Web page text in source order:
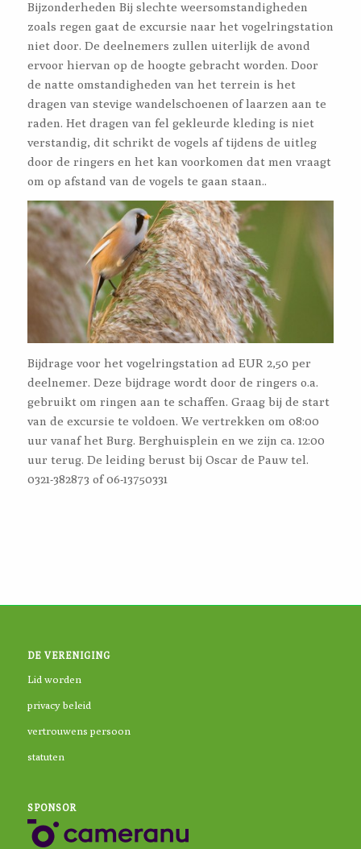
Bijzonderheden Bij slechte weersomstandigheden
zoals regen gaat de excursie naar het vogelringstation
niet door. De deelnemers zullen uiterlijk de avond
ervoor hiervan op de hoogte gebracht worden. Door
de natte omstandigheden van het terrein is het
dragen van stevige wandelschoenen of laarzen aan te
raden. Het dragen van fel gekleurde kleding is niet
verstandig, dit schrikt de vogels af tijdens de uitleg
door de ringers en het kan voorkomen dat men vraagt
om op afstand van de vogels te gaan staan..
Bijdrage voor het vogelringstation ad EUR 2,50 per
deelnemer. Deze bijdrage wordt door de ringers o.a.
gebruikt om ringen aan te schaffen. Graag bij de start
van de excursie te voldoen. We vertrekken om 08:00
uur vanaf het Burg. Berghuisplein en we zijn ca. 12:00
uur terug. De leiding berust bij Oscar de Pauw tel.
0321-382873 of 06-13750331
DE VERENIGING
Lid worden
privacy beleid
vertrouwens persoon
statuten
SPONSOR